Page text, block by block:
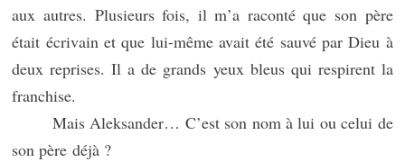
aux autres. Plusieurs fois, il m’a raconté que son père
était écrivain et que lui-même avait été sauvé par Dieu à
deux reprises. Il a de grands yeux bleus qui respirent la
franchise.
Mais Aleksander… C’est son nom à lui ou celui de
son père déjà ?